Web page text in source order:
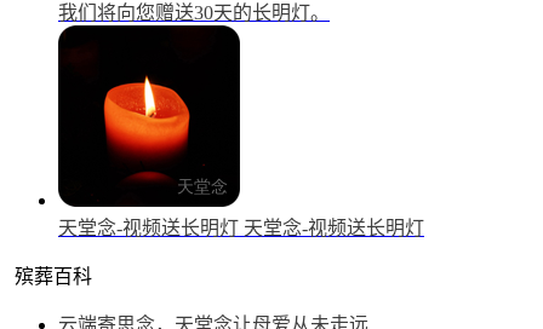
我们将向您赠送30天的长明灯。
天堂念-视频送长明灯 天堂念-视频送长明灯
殡葬百科
云端寄思念，天堂念让母爱从未走远